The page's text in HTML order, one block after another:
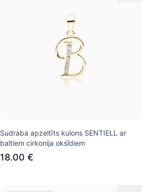
Sudraba apzeltīts kulons SENTIELL ar
baltiem cirkonija oksīdiem
18.00 €